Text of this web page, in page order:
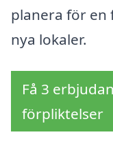
planera för en
nya lokaler.
Få 3
förpliktelser